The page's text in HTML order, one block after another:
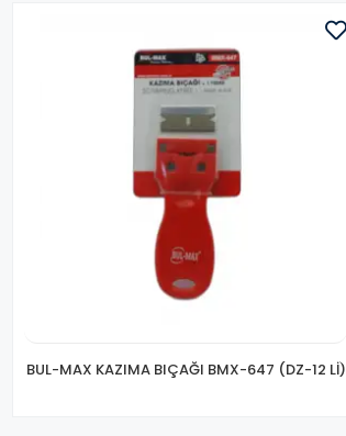
BUL-MAX KAZIMA BIÇAĞI BMX-647 (DZ-12 Lİ)